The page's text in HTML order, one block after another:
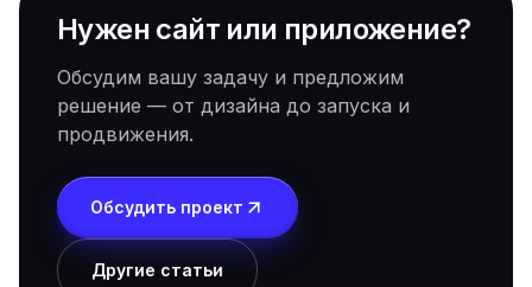
Нужен сайт или приложение?
Обсудим вашу задачу и предложим
решение — от дизайна до запуска и
продвижения.
Обсудить проект
Другие статьи